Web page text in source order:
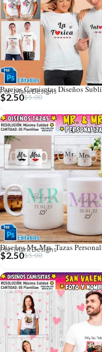
Por: Mark Designs
$5.00
$2.50
Por: Mark Designs
$5.00
$2.50